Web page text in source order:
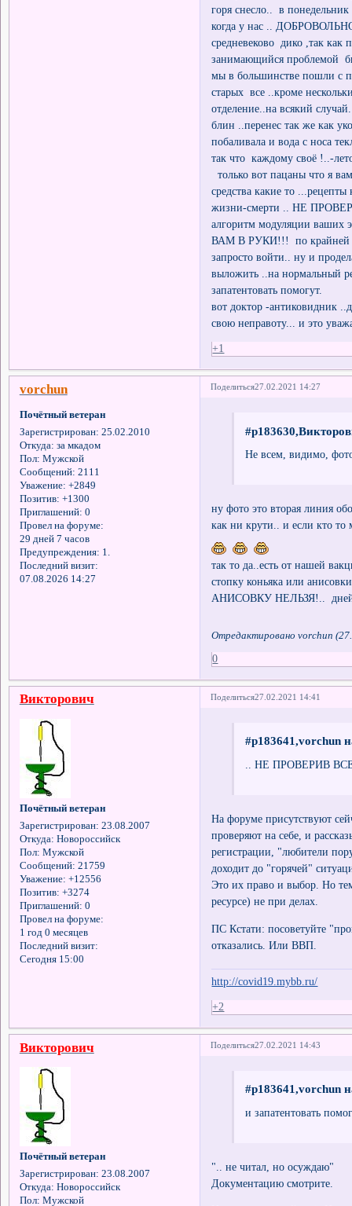
горя снесло.. в понедельник
когда у нас .. ДОБРОВОЛЬНО
средневеково дико ,так как
занимающийся проблемой
мы в большинстве пошли с
старых все ..кроме
отделение..на всякий
блин ..перенес так же как
побаливала и вода с носа
так что каждому своё !..-
только вот пацаны что я
средства какие то
жизни-смерти .. НЕ
алгоритм модуляции ваших
ВАМ В РУКИ!!! по крайней
запросто войти.. ну и
выложить ..на нормальный
запатентовать помогут.
вот доктор -антиковидник
свою неправоту... и это
+1
Поделиться27.02.2021 14:27
vorchun
Почётный ветеран
Зарегистрирован: 25.02.2010
Откуда: за мкадом
Пол: Мужской
Сообщений: 2111
Уважение: +2849
Позитив: +1300
Приглашений: 0
Провел на форуме:
29 дней 7 часов
Предупреждения: 1.
Последний визит:
07.08.2026 14:27
Не всем, видимо,
ну фото это вторая
как ни крути.. и если кто
так то да..есть от нашей
стопку коньяка или
АНИСОВКУ НЕЛЬЗЯ!..
Отредактировано vorchun
0
Поделиться27.02.2021 14:41
Викторович
Почётный ветеран
Зарегистрирован: 23.08.2007
Откуда: Новороссийск
Пол: Мужской
Сообщений: 21759
Уважение: +12556
Позитив: +3274
Приглашений: 0
Провел на форуме:
1 год 0 месяцев
Последний визит:
Сегодня 15:00
#p183641,vorchun
.. НЕ ПРОВЕРИВ
На форуме присутствуют
проверяют на себе, и
регистрации, "любители
доходит до "горячей"
Это их право и выбор. Но
ресурсе) не при делах.
ПС Кстати: посоветуйте
отказались. Или ВВП.
http://covid19.mybb.ru/
+2
Поделиться27.02.2021 14:43
Викторович
Почётный ветеран
Зарегистрирован: 23.08.2007
Откуда: Новороссийск
Пол: Мужской
#p183641,vorchun
и запатентовать
".. не читал, но осуждаю"
Документацию смотрите.